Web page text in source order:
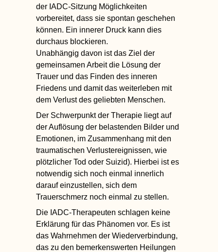
der IADC-Sitzung Möglichkeiten
vorbereitet, dass sie spontan geschehen
können. Ein innerer Druck kann dies
durchaus blockieren.
Unabhängig davon ist das Ziel der
gemeinsamen Arbeit die Lösung der
Trauer und das Finden des inneren
Friedens und damit das weiterleben mit
dem Verlust des geliebten Menschen.
Der Schwerpunkt der Therapie liegt auf
der Auflösung der belastenden Bilder und
Emotionen, im Zusammenhang mit den
traumatischen Verlustereignissen, wie
plötzlicher Tod oder Suizid). Hierbei ist es
notwendig sich noch einmal innerlich
darauf einzustellen, sich dem
Trauerschmerz noch einmal zu stellen.
Die IADC-Therapeuten schlagen keine
Erklärung für das Phänomen vor. Es ist
das Wahrnehmen der Wiederverbindung,
das zu den bemerkenswerten Heilungen